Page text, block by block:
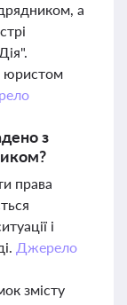
а
юристом
з
права
і
Джерело
змісту